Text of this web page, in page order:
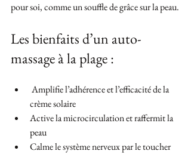
pour soi, comme un souffle de grâce sur la peau.
Les bienfaits d’un auto-
massage à la plage :
crème solaire
Active la microcirculation et raffermit la
peau
Calme le système nerveux par le toucher